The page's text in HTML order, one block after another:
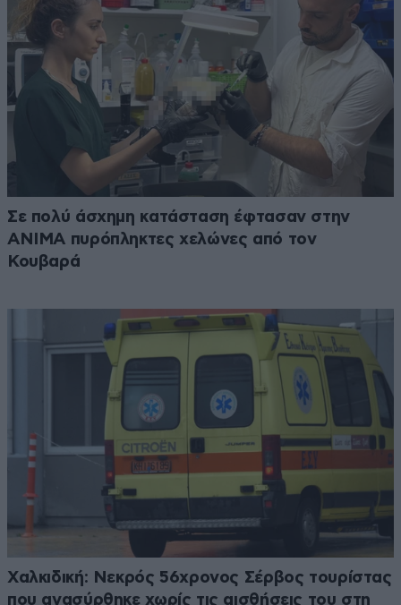
Σε πολύ άσχημη κατάσταση έφτασαν στην
ΑΝΙΜΑ πυρόπληκτες χελώνες από τον
Κουβαρά
Χαλκιδική: Νεκρός 56χρονος Σέρβος τουρίστας
που ανασύρθηκε χωρίς τις αισθήσεις του στη